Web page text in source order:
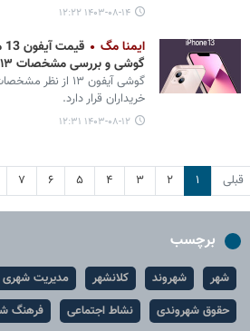
۱۴۰۳-۰۸-۱۴ ۱۲:۲۲
ایمنا مگ
گوشی و بررسی مشخصات iphone ۱۳
گوشی آیفون ۱۳ از
خریداران قرار دارد.
۱۴۰۳-۰۸-۱۲ ۱۲:۳۱
قبلی ۱ ۲ ۳ ۴ ۵ ۶ ۷
برچسب
شهر شهروند کلانشهر مدیریت شهری
حقوق شهروندی
نشاط اجتماعی فرهنگ